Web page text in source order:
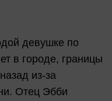
девушке по
в городе, границы
из-за
Отец Эбби